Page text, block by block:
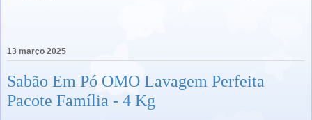
13 março 2025
Sabão Em Pó OMO Lavagem Perfeita
Pacote Família - 4 Kg